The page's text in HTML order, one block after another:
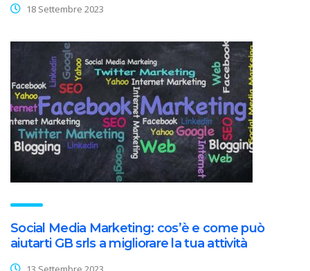
18 Settembre 2023
Social Media Marketing: cos’è e come può
aiutarti GB srls a migliorare la tua attività